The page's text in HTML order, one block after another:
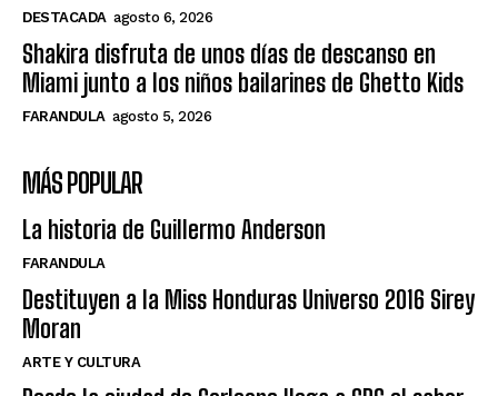
DESTACADA agosto 6, 2026
Shakira disfruta de unos días de descanso en
Miami junto a los niños bailarines de Ghetto Kids
FARANDULA agosto 5, 2026
MÁS POPULAR
La historia de Guillermo Anderson
FARANDULA
Destituyen a la Miss Honduras Universo 2016 Sirey
Moran
ARTE Y CULTURA